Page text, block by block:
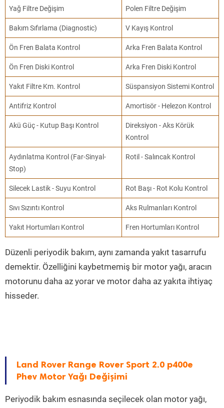
Yağ Filtre Değişim Polen Filtre Değişim
Bakım Sıfırlama (Diagnostic) V Kayış Kontrol
Ön Fren Balata Kontrol Arka Fren Balata Kontrol
Ön Fren Diski Kontrol Arka Fren Diski Kontrol
Yakıt Filtre Km. Kontrol Süspansiyon Sistemi Kontrol
Antifriz Kontrol Amortisör - Helezon Kontrol
Akü Güç - Kutup Başı Kontrol
Direksiyon - Aks Körük
Kontrol
Aydınlatma Kontrol (Far-Sinyal-
Stop)
Rotil - Salıncak Kontrol
Silecek Lastik - Suyu Kontrol Rot Başı - Rot Kolu Kontrol
Sıvı Sızıntı Kontrol Aks Rulmanları Kontrol
Yakıt Hortumları Kontrol Fren Hortumları Kontrol
Düzenli periyodik bakım, aynı zamanda yakıt tasarrufu
demektir. Özelliğini kaybetmemiş bir motor yağı, aracın
motorunu daha az yorar ve motor daha az yakıta ihtiyaç
hisseder.
Land Rover Range Rover Sport 2.0 p400e
Phev Motor Yağı Değişimi
Periyodik bakım esnasında seçilecek olan motor yağı,